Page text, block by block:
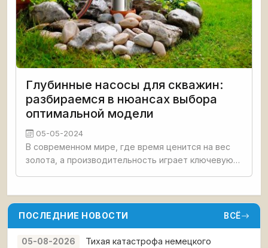
Глубинные насосы для скважин:
разбираемся в нюансах выбора
оптимальной модели
05-05-2024
В современном мире, где время ценится на вес
золота, а производительность играет ключевую
ПОСЛЕДНИЕ НОВОСТИ
ВСЁ
05-08-2026
Тихая катастрофа немецкого